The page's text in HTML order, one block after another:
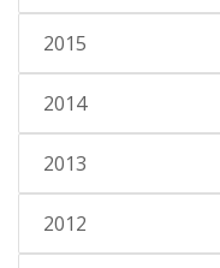
2015
2014
2013
2012